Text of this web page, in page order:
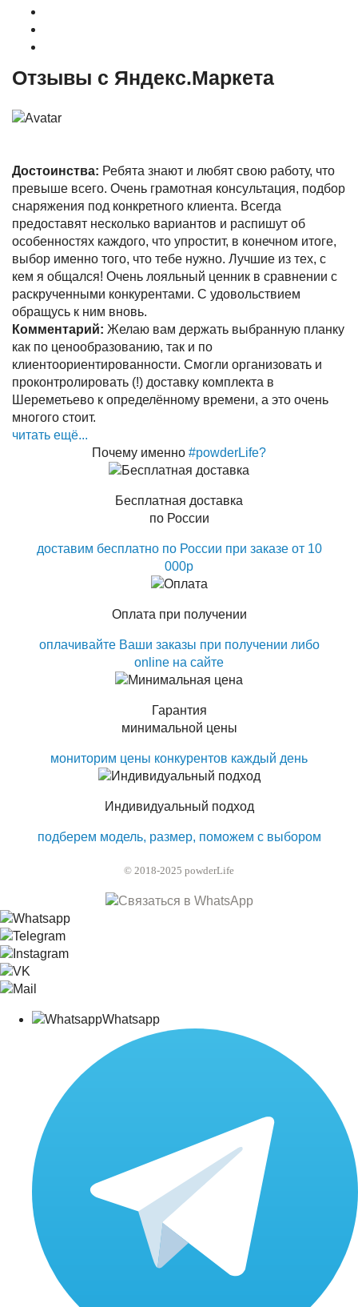
Отзывы с Яндекс.Маркета
Достоинства: Ребята знают и любят свою работу, что
превыше всего. Очень грамотная консультация, подбор
снаряжения под конкретного клиента. Всегда
предоставят несколько вариантов и распишут об
особенностях каждого, что упростит, в конечном итоге,
выбор именно того, что тебе нужно. Лучшие из тех, с
кем я общался! Очень лояльный ценник в сравнении с
раскрученными конкурентами. С удовольствием
обращусь к ним вновь.
Комментарий: Желаю вам держать выбранную планку
как по ценообразованию, так и по
клиентоориентированности. Смогли организовать и
проконтролировать (!) доставку комплекта в
Шереметьево к определённому времени, а это очень
многого стоит.
читать ещё...
Почему именно #powderLife?
Бесплатная доставка
по России
доставим бесплатно по России при заказе от 10
000р
Оплата при получении
оплачивайте Ваши заказы при получении либо
online на сайте
Гарантия
минимальной цены
мониторим цены конкурентов каждый день
Индивидуальный подход
подберем модель, размер, поможем с выбором
© 2018-2025 powderLife
Whatsapp